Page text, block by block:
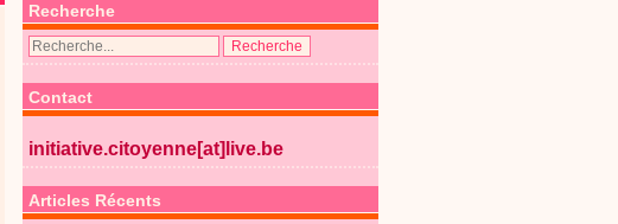
Recherche
Contact
initiative.citoyenne[at]live.be
Articles Récents